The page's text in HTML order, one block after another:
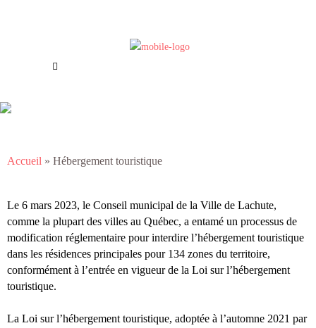
Offres d’emploi
Accueil » Hébergement touristique
Le 6 mars 2023, le Conseil municipal de la Ville de Lachute,
comme la plupart des villes au Québec, a entamé un processus de
modification réglementaire pour interdire l’hébergement touristique
dans les résidences principales pour 134 zones du territoire,
conformément à l’entrée en vigueur de la Loi sur l’hébergement
touristique.
La Loi sur l’hébergement touristique, adoptée à l’automne 2021 par